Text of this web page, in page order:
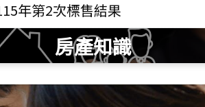
捷豹
台北市中山區長春路
115年07月 成交
十泉十美
台北市北投區光明路
1,020
年第2次標售結果
房產知識